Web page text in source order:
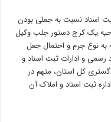
اسناد نسبت به جعلی بودن
یک کرج دستور جلب وکیل
به نوع جرم و احتمال جعل
رسمی و ادارات ثبت اسناد و
کل استان، متهم در
ثبت اسناد و املاک آن